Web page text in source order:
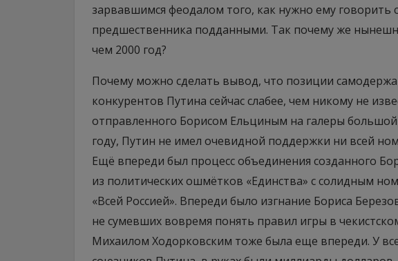
зарвавшимся феодалом того, как нужно ему говорить
предшественника подданными. Так почему же
чем 2000 год?
Почему можно сделать вывод, что позиции
конкурентов Путина сейчас слабее, чем никому не
отправленного Борисом Ельциным на галеры большой
году, Путин не имел очевидной поддержки ни всей
Ещё впереди был процесс объединения созданного
из политических ошмётков «Единства» с солидным
«Всей Россией». Впереди было изгнание Бориса
не сумевших вовремя понять правил игры в
Михаилом Ходорковским тоже была еще впереди. У